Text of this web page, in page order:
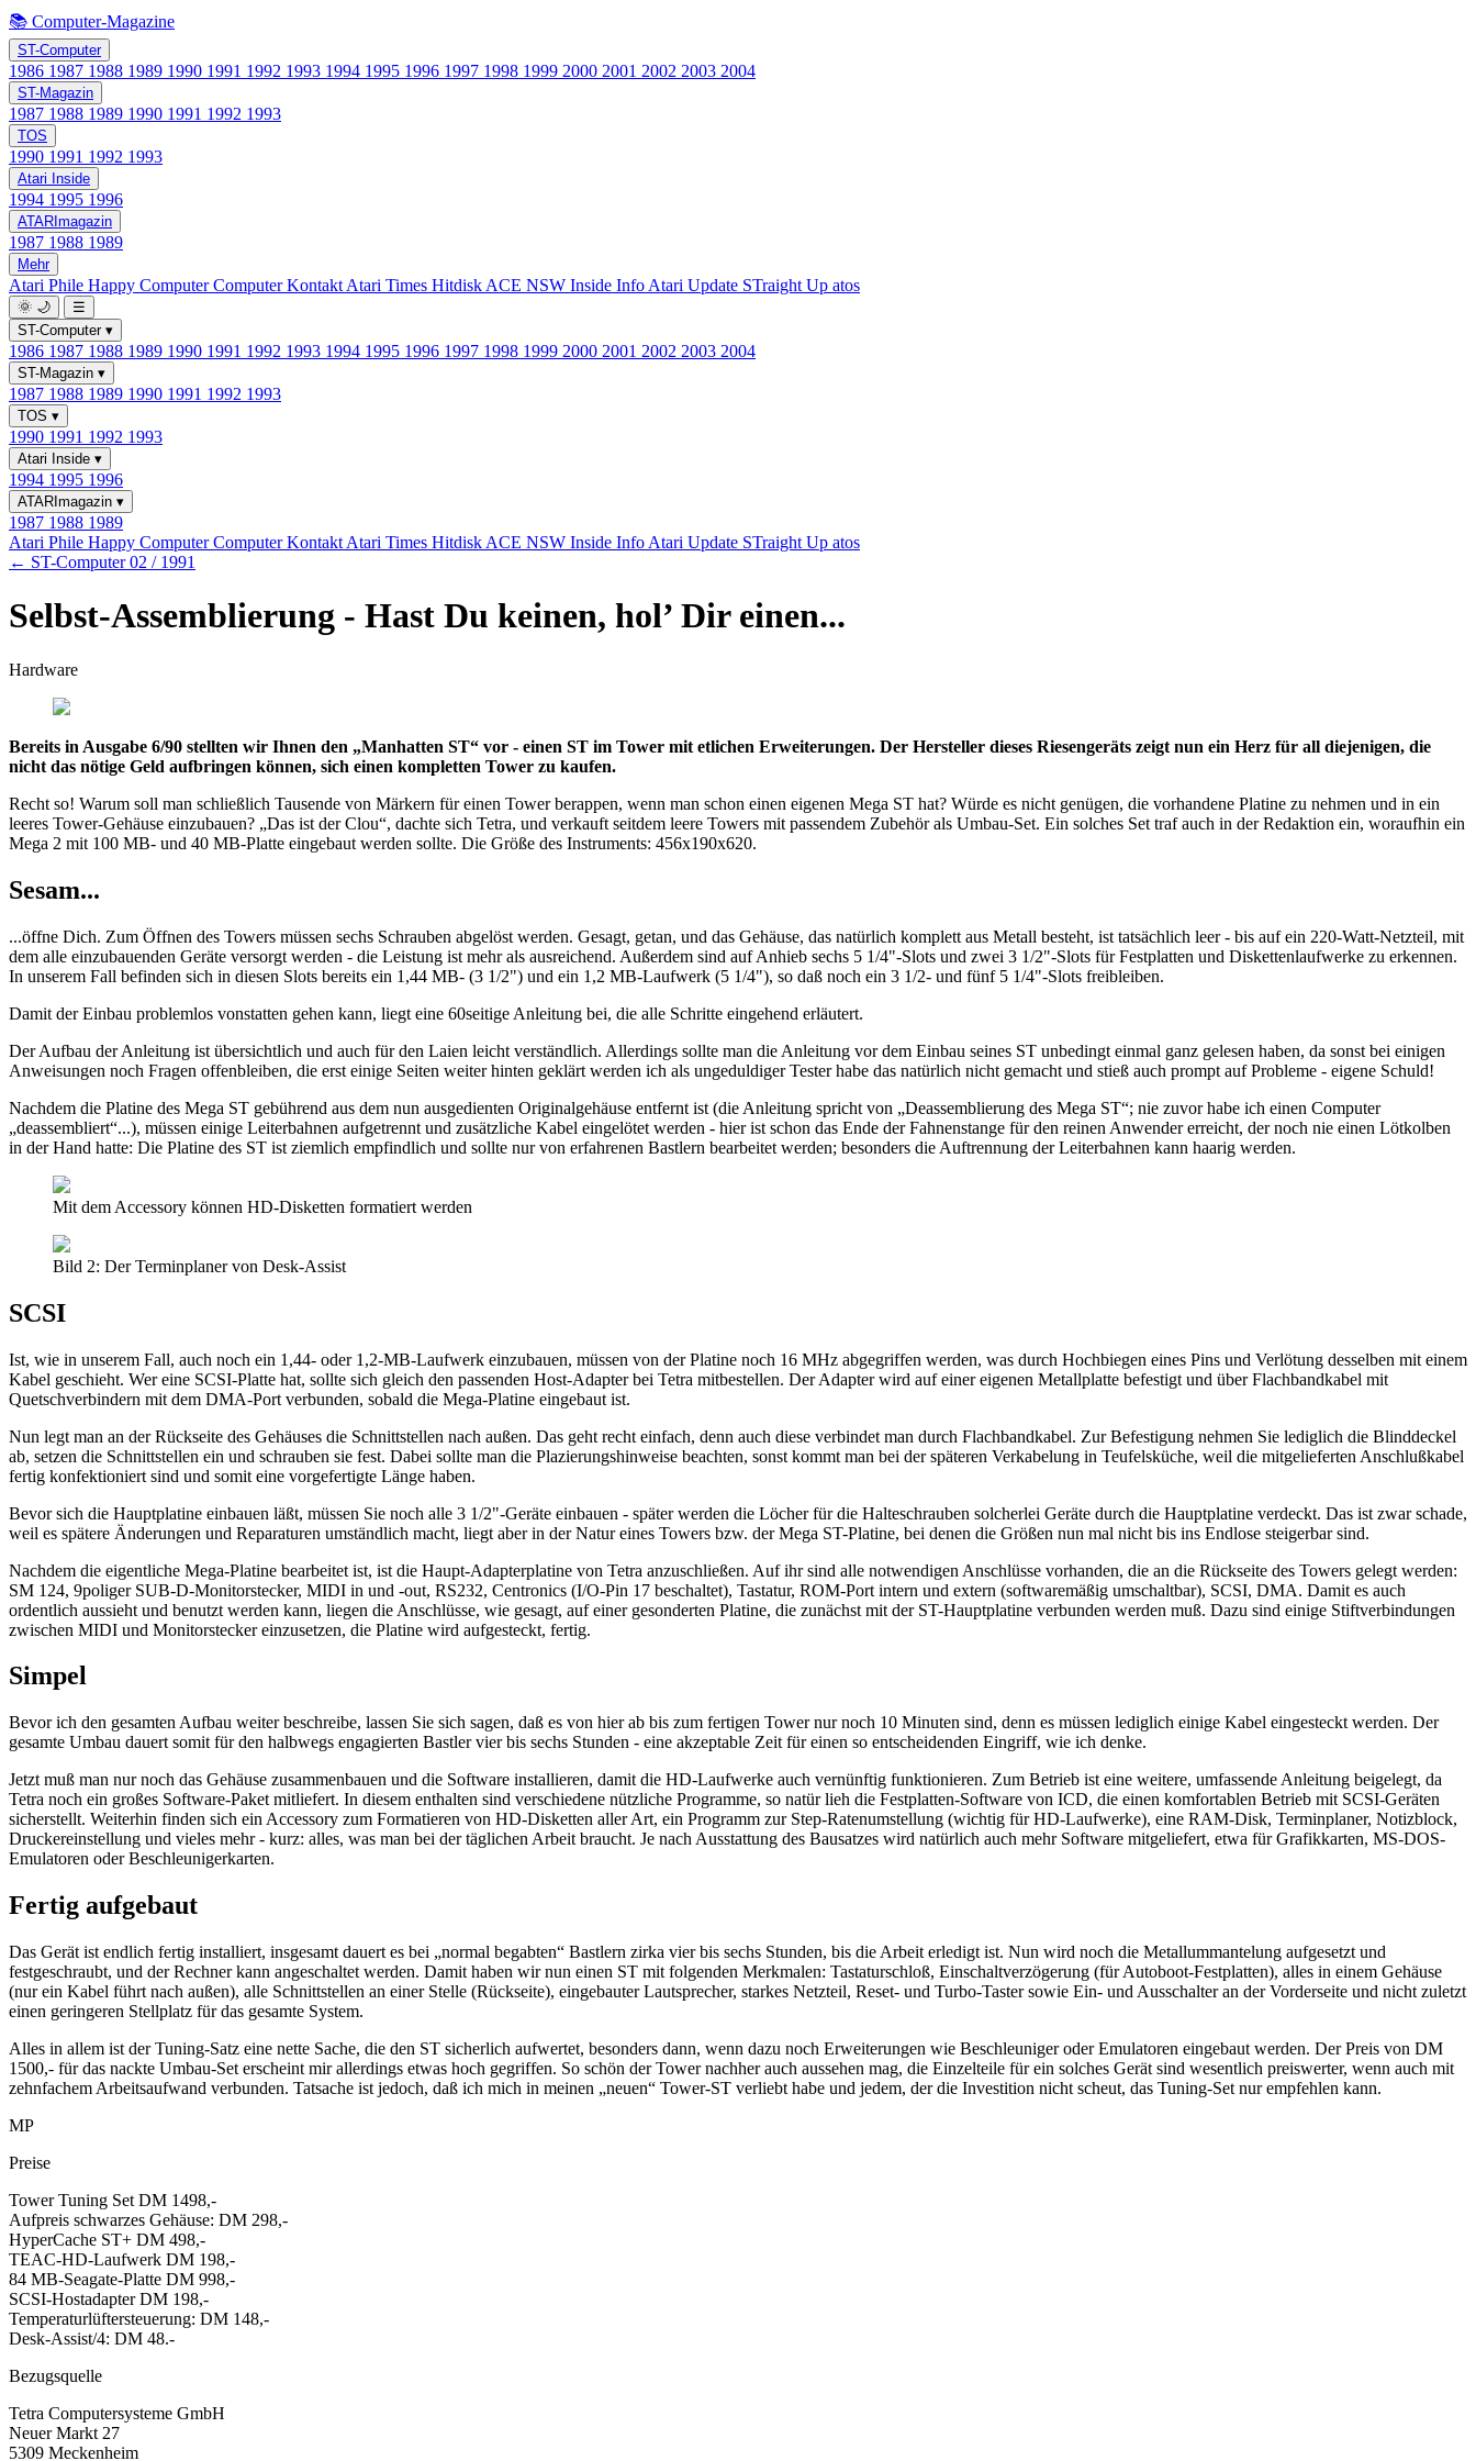
📚 Computer-Magazine
ST-Computer
1986 1987 1988 1989 1990 1991 1992 1993 1994 1995 1996 1997 1998 1999 2000 2001 2002 2003 2004
ST-Magazin
1987 1988 1989 1990 1991 1992 1993
TOS
1990 1991 1992 1993
Atari Inside
1994 1995 1996
ATARImagazin
1987 1988 1989
Mehr
Atari Phile Happy ComputerComputer Kontakt Atari Times Hitdisk ACE NSW Inside Info Atari Update STraight Up atos
🌞 🌙
☰
ST-Computer ▾
1986 1987 1988 1989 1990 1991 1992 1993 1994 1995 1996 1997 1998 1999 2000 2001 2002 2003 2004
ST-Magazin ▾
1987 1988 1989 1990 1991 1992 1993
TOS ▾
1990 1991 1992 1993
Atari Inside ▾
1994 1995 1996
ATARImagazin ▾
1987 1988 1989
Atari Phile Happy ComputerComputer Kontakt Atari Times Hitdisk ACE NSW Inside Info Atari Update STraight Up atos
← ST-Computer 02 / 1991
Selbst-Assemblierung - Hast Du keinen, hol’ Dir einen...
Hardware
Bereits in Ausgabe 6/90 stellten wir Ihnen den „Manhatten ST“ vor - einen ST im Tower mit etlichen Erweiterungen. Der Hersteller dieses Riesengeräts zeigt nun ein Herz für all diejenigen, die
nicht das nötige Geld aufbringen können, sich einen kompletten Tower zu kaufen.
Recht so! Warum soll man schließlich Tausende von Märkern für einen Tower berappen, wenn man schon einen eigenen Mega ST hat? Würde es nicht genügen, die vorhandene Platine zu nehmen und in ein
leeres Tower-Gehäuse einzubauen? „Das ist der Clou“, dachte sich Tetra, und verkauft seitdem leere Towers mit passendem Zubehör als Umbau-Set. Ein solches Set traf auch in der Redaktion ein, woraufhin ein
Mega 2 mit 100 MB- und 40 MB-Platte eingebaut werden sollte. Die Größe des Instruments: 456x190x620.
Sesam...
...öffne Dich. Zum Öffnen des Towers müssen sechs Schrauben abgelöst werden. Gesagt, getan, und das Gehäuse, das natürlich komplett aus Metall besteht, ist tatsächlich leer - bis auf ein 220-Watt-Netzteil, mit
dem alle einzubauenden Geräte versorgt werden - die Leistung ist mehr als ausreichend. Außerdem sind auf Anhieb sechs 5 1/4"-Slots und zwei 3 1/2"-Slots für Festplatten und Diskettenlaufwerke zu erkennen.
In unserem Fall befinden sich in diesen Slots bereits ein 1,44 MB- (3 1/2") und ein 1,2 MB-Laufwerk (5 1/4"), so daß noch ein 3 1/2- und fünf 5 1/4"-Slots freibleiben.
Damit der Einbau problemlos vonstatten gehen kann, liegt eine 60seitige Anleitung bei, die alle Schritte eingehend erläutert.
Der Aufbau der Anleitung ist übersichtlich und auch für den Laien leicht verständlich. Allerdings sollte man die Anleitung vor dem Einbau seines ST unbedingt einmal ganz gelesen haben, da sonst bei einigen
Anweisungen noch Fragen offenbleiben, die erst einige Seiten weiter hinten geklärt werden ich als ungeduldiger Tester habe das natürlich nicht gemacht und stieß auch prompt auf Probleme - eigene Schuld!
Nachdem die Platine des Mega ST gebührend aus dem nun ausgedienten Originalgehäuse entfernt ist (die Anleitung spricht von „Deassemblierung des Mega ST“; nie zuvor habe ich einen Computer
„deassembliert“...), müssen einige Leiterbahnen aufgetrennt und zusätzliche Kabel eingelötet werden - hier ist schon das Ende der Fahnenstange für den reinen Anwender erreicht, der noch nie einen Lötkolben
in der Hand hatte: Die Platine des ST ist ziemlich empfindlich und sollte nur von erfahrenen Bastlern bearbeitet werden; besonders die Auftrennung der Leiterbahnen kann haarig werden.
Mit dem Accessory können HD-Disketten formatiert werden
Bild 2: Der Terminplaner von Desk-Assist
SCSI
Ist, wie in unserem Fall, auch noch ein 1,44- oder 1,2-MB-Laufwerk einzubauen, müssen von der Platine noch 16 MHz abgegriffen werden, was durch Hochbiegen eines Pins und Verlötung desselben mit einem
Kabel geschieht. Wer eine SCSI-Platte hat, sollte sich gleich den passenden Host-Adapter bei Tetra mitbestellen. Der Adapter wird auf einer eigenen Metallplatte befestigt und über Flachbandkabel mit
Quetschverbindern mit dem DMA-Port verbunden, sobald die Mega-Platine eingebaut ist.
Nun legt man an der Rückseite des Gehäuses die Schnittstellen nach außen. Das geht recht einfach, denn auch diese verbindet man durch Flachbandkabel. Zur Befestigung nehmen Sie lediglich die Blinddeckel
ab, setzen die Schnittstellen ein und schrauben sie fest. Dabei sollte man die Plazierungshinweise beachten, sonst kommt man bei der späteren Verkabelung in Teufelsküche, weil die mitgelieferten Anschlußkabel
fertig konfektioniert sind und somit eine vorgefertigte Länge haben.
Bevor sich die Hauptplatine einbauen läßt, müssen Sie noch alle 3 1/2"-Geräte einbauen - später werden die Löcher für die Halteschrauben solcherlei Geräte durch die Hauptplatine verdeckt. Das ist zwar schade,
weil es spätere Änderungen und Reparaturen umständlich macht, liegt aber in der Natur eines Towers bzw. der Mega ST-Platine, bei denen die Größen nun mal nicht bis ins Endlose steigerbar sind.
Nachdem die eigentliche Mega-Platine bearbeitet ist, ist die Haupt-Adapterplatine von Tetra anzuschließen. Auf ihr sind alle notwendigen Anschlüsse vorhanden, die an die Rückseite des Towers gelegt werden:
SM 124, 9poliger SUB-D-Monitorstecker, MIDI in und -out, RS232, Centronics (I/O-Pin 17 beschaltet), Tastatur, ROM-Port intern und extern (softwaremäßig umschaltbar), SCSI, DMA. Damit es auch
ordentlich aussieht und benutzt werden kann, liegen die Anschlüsse, wie gesagt, auf einer gesonderten Platine, die zunächst mit der ST-Hauptplatine verbunden werden muß. Dazu sind einige Stiftverbindungen
zwischen MIDI und Monitorstecker einzusetzen, die Platine wird aufgesteckt, fertig.
Simpel
Bevor ich den gesamten Aufbau weiter beschreibe, lassen Sie sich sagen, daß es von hier ab bis zum fertigen Tower nur noch 10 Minuten sind, denn es müssen lediglich einige Kabel eingesteckt werden. Der
gesamte Umbau dauert somit für den halbwegs engagierten Bastler vier bis sechs Stunden - eine akzeptable Zeit für einen so entscheidenden Eingriff, wie ich denke.
Jetzt muß man nur noch das Gehäuse zusammenbauen und die Software installieren, damit die HD-Laufwerke auch vernünftig funktionieren. Zum Betrieb ist eine weitere, umfassende Anleitung beigelegt, da
Tetra noch ein großes Software-Paket mitliefert. In diesem enthalten sind verschiedene nützliche Programme, so natür lieh die Festplatten-Software von ICD, die einen komfortablen Betrieb mit SCSI-Geräten
sicherstellt. Weiterhin finden sich ein Accessory zum Formatieren von HD-Disketten aller Art, ein Programm zur Step-Ratenumstellung (wichtig für HD-Laufwerke), eine RAM-Disk, Terminplaner, Notizblock,
Druckereinstellung und vieles mehr - kurz: alles, was man bei der täglichen Arbeit braucht. Je nach Ausstattung des Bausatzes wird natürlich auch mehr Software mitgeliefert, etwa für Grafikkarten, MS-DOS-
Emulatoren oder Beschleunigerkarten.
Fertig aufgebaut
Das Gerät ist endlich fertig installiert, insgesamt dauert es bei „normal begabten“ Bastlern zirka vier bis sechs Stunden, bis die Arbeit erledigt ist. Nun wird noch die Metallummantelung aufgesetzt und
festgeschraubt, und der Rechner kann angeschaltet werden. Damit haben wir nun einen ST mit folgenden Merkmalen: Tastaturschloß, Einschaltverzögerung (für Autoboot-Festplatten), alles in einem Gehäuse
(nur ein Kabel führt nach außen), alle Schnittstellen an einer Stelle (Rückseite), eingebauter Lautsprecher, starkes Netzteil, Reset- und Turbo-Taster sowie Ein- und Ausschalter an der Vorderseite und nicht zuletzt
einen geringeren Stellplatz für das gesamte System.
Alles in allem ist der Tuning-Satz eine nette Sache, die den ST sicherlich aufwertet, besonders dann, wenn dazu noch Erweiterungen wie Beschleuniger oder Emulatoren eingebaut werden. Der Preis von DM
1500,- für das nackte Umbau-Set erscheint mir allerdings etwas hoch gegriffen. So schön der Tower nachher auch aussehen mag, die Einzelteile für ein solches Gerät sind wesentlich preiswerter, wenn auch mit
zehnfachem Arbeitsaufwand verbunden. Tatsache ist jedoch, daß ich mich in meinen „neuen“ Tower-ST verliebt habe und jedem, der die Investition nicht scheut, das Tuning-Set nur empfehlen kann.
MP
Preise
Tower Tuning Set DM 1498,-
Aufpreis schwarzes Gehäuse: DM 298,-
HyperCache ST+ DM 498,-
TEAC-HD-Laufwerk DM 198,-
84 MB-Seagate-Platte DM 998,-
SCSI-Hostadapter DM 198,-
Temperaturlüftersteuerung: DM 148,-
Desk-Assist/4: DM 48.-
Bezugsquelle
Tetra Computersysteme GmbH
Neuer Markt 27
5309 Meckenheim